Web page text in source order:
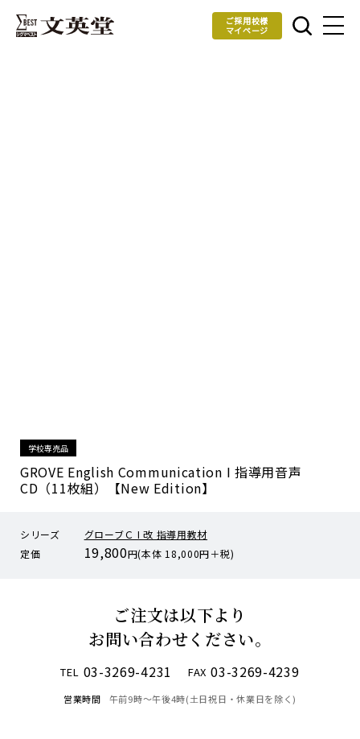
ご採用校様
マイページ
学校専売品
GROVE English Communication I 指導用音声
CD（11枚組）【New Edition】
シリーズ
グローブＣ I 改 指導用教材
定価
19,800円(本体 18,000円＋税)
ご注文は以下より
お問い合わせください。
TEL 03-3269-4231 FAX 03-3269-4239
営業時間 午前9時〜午後4時(土日祝日・休業日を除く)